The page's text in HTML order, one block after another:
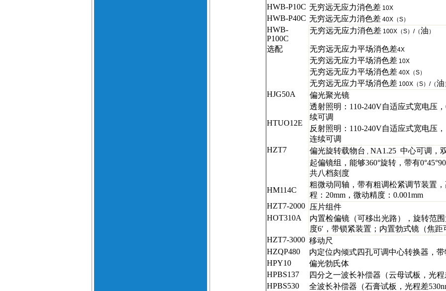
HWB-P10C 无穷远无应力消色差 10X
HWB-P40C 无穷远无应力消色差 40X（S）
HWB-
P100C
无穷远无应力消色差 100X（S）/（油 ）
选配 无穷远无应力平场消色差4X
无穷远无应力平场消色差 10X
无穷远无应力平场消色差 40X（S）
无穷远无应力平场消色差 100X（S）/（油
HJG50A 偏光聚光镜
HTUO12E
透射照明： 110-240V自适应式宽电压，
续可调
反射照明： 110-240V自适应式宽电压，
连续可调
HZT7
偏光旋转载物台 , NA1.25 中心可调，
起偏镜组，能够360°旋转，带有0°45°90
共八档刻度
HM114C
粗微动同轴，带有粗调松紧调节装置
程： 20mm ，微动精度： 0.001mm
HZT7-2000 压片组件
HOT310A 内置检偏镜（可移出光路），旋转范
度6′，带锁紧装置；内置勃式镜（焦
HZT7-3000 移动尺
HZQP480
内定位内倾式四孔可调中心转换器，
HPY10
偏光勃氏体
HPBS137
四分之一波长补偿器 （云母试板，光
HPBS530
全波长补偿器 （石膏试板，光程差